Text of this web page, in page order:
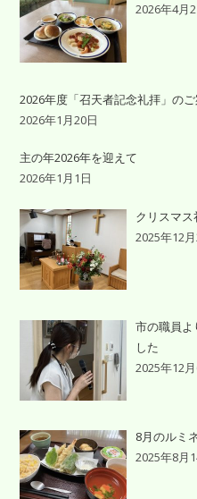
2026年4月
2026年度「召天者記念礼拝」の
2026年1月20日
主の年2026年を迎えて
2026年1月1日
クリスマス
2025年12
市の職員よ
した
2025年12
8月のル
2025年8月